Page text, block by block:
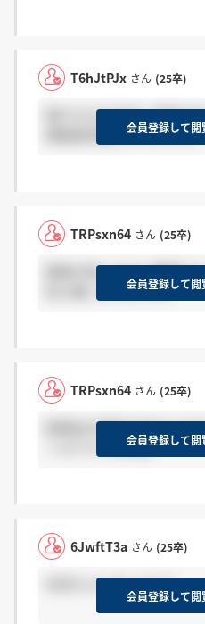
T6hJtPJx さん (25卒)
穏やかな方が多い印象が
様面接官優しかったです。
会員登録して閲
TRPsxn64 さん (25卒)
面接が話しやすい環境で
私も優しかったです。
会員登録して閲
TRPsxn64 さん (25卒)
医薬品の特許が切れたの
くなりそうな印象会員登録して閲
6JwftT3a さん (25卒)
内定もらいましたか？
会員登録して閲